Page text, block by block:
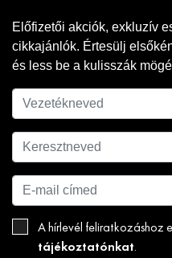
Előfizetői akciók, exkluzív
cikkajánlók. Értesülj
és less be a kulisszák
A hírlevél feliratkozáshoz
tájékoztatónkat.